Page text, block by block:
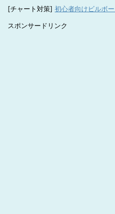
[チャート対策] 初心者向けビルボー
スポンサードリンク